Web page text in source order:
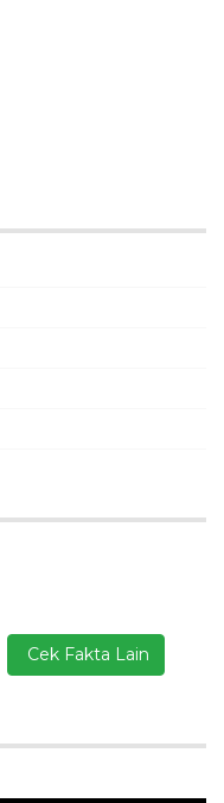
Cek Fakta Lain